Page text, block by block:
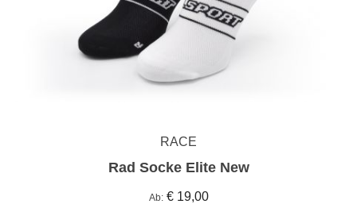
RACE
Rad Socke Elite New
Ab € 19,00